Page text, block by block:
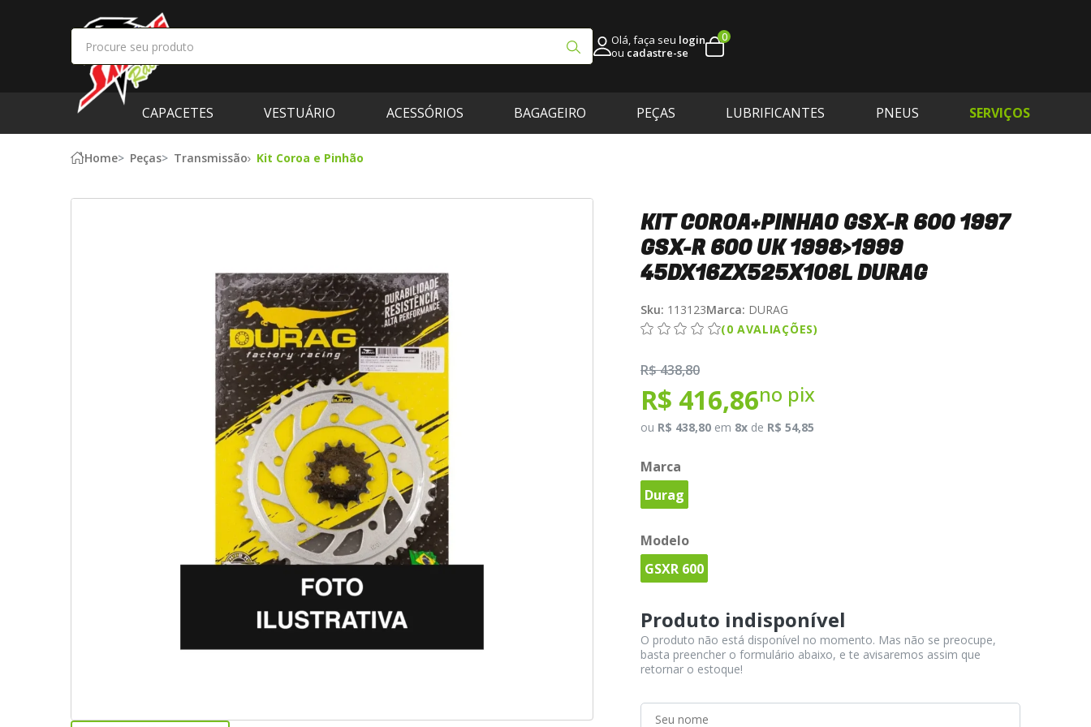
Olá, faça seu login
ou cadastre-se
0
CAPACETES VESTUÁRIO ACESSÓRIOS BAGAGEIRO PEÇAS LUBRIFICANTES PNEUS SERVIÇOS
Home Peças Transmissão Kit Coroa e Pinhão
KIT COROA+PINHAO GSX-R 600 1997
GSX-R 600 UK 1998>1999
45DX16ZX525X108L DURAG
Sku: 113123Marca: DURAG
(0 AVALIAÇÕES)
R$ 438,80
R$ 416,86no pix
ou R$ 438,80 em 8x de R$ 54,85
Marca
Durag
Modelo
GSXR 600
Produto indisponível
O produto não está disponível no momento. Mas não se preocupe,
basta preencher o formulário abaixo, e te avisaremos assim que
retornar o estoque!